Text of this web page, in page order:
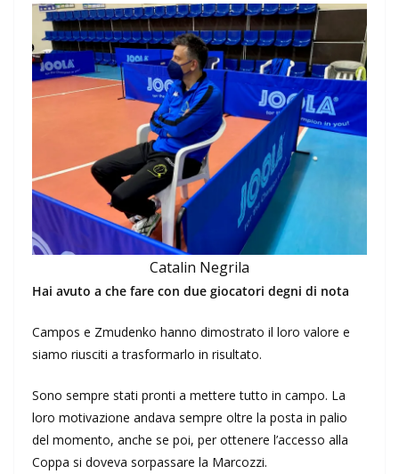
Catalin Negrila
Hai avuto a che fare con due giocatori degni di nota
Campos e Zmudenko hanno dimostrato il loro valore e
siamo riusciti a trasformarlo in risultato.
Sono sempre stati pronti a mettere tutto in campo. La
loro motivazione andava sempre oltre la posta in palio
del momento, anche se poi, per ottenere l’accesso alla
Coppa si doveva sorpassare la Marcozzi.